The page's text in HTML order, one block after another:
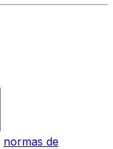
normas de